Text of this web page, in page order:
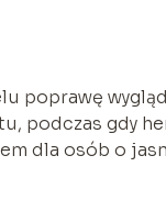
poprawę
podczas gdy
dla osób o